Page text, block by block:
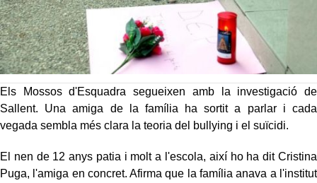
Els Mossos d'Esquadra segueixen amb la investigació de
Sallent. Una amiga de la família ha sortit a parlar i cada
vegada sembla més clara la teoria del bullying i el suïcidi.
El nen de 12 anys patia i molt a l'escola, així ho ha dit Cristina
Puga, l'amiga en concret. Afirma que la família anava a l'institut